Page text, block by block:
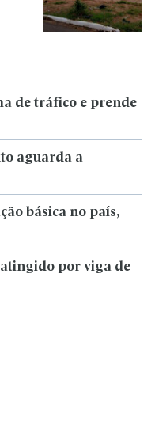
de tráfico e prende
aguarda a
básica no país,
por viga de